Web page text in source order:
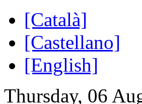
[Català]
[Castellano]
[English]
Thursday, 06